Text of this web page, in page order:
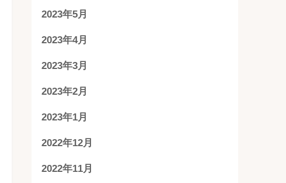
2023年5月
2023年4月
2023年3月
2023年2月
2023年1月
2022年12月
2022年11月